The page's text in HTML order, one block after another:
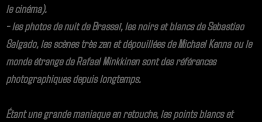
le cinéma).
- les photos de nuit de Brassaï, les noirs et blancs de Sebastiao
Salgado, les scènes très zen et dépouillées de Michael Kenna ou le
monde étrange de Rafael Minkkinen sont des références
photographiques depuis longtemps.
Étant une grande maniaque en retouche, les points blancs et